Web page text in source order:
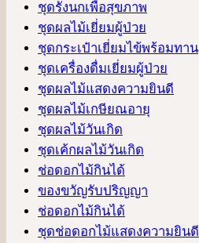
ชุดรังนกเพื่อสุขภาพ
ชุดผลไม้เยี่ยมผู้ป่วย
ชุดกระเป๋าเยี่ยมไข้พร้อมทาน
ชุดเครื่องดื่มเยี่ยมผู้ป่วย
ชุดผลไม้แสดงความยินดี
ชุดผลไม้เกษียณอายุ
ชุดผลไม้วันเกิด
ชุดเค้กผลไม้วันเกิด
ช่อดอกไม้กินได้
ของขวัญรับปริญญา
ช่อดอกไม้กินได้
ชุดช่อดอกไม้แสดงความยินดี